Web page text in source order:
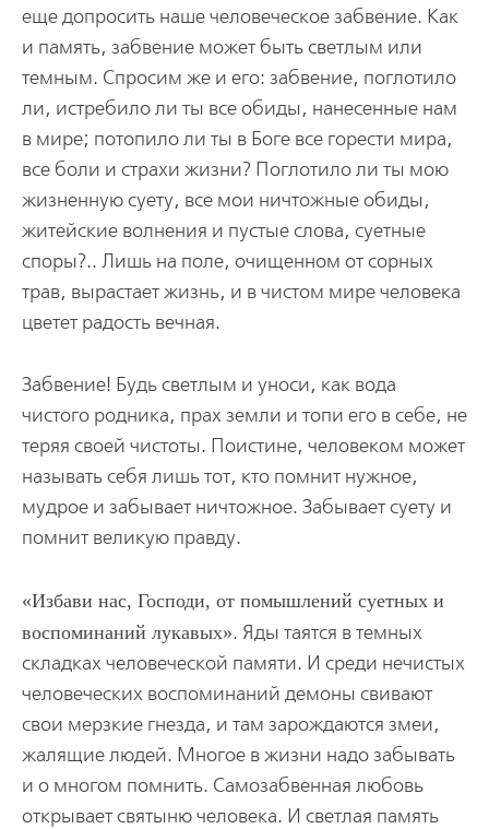
еще допросить наше человеческое забвение. Как
и память, забвение может быть светлым или
темным. Спросим же и его: забвение, поглотило
ли, истребило ли ты все обиды, нанесенные нам
в мире; потопило ли ты в Боге все горести мира,
все боли и страхи жизни? Поглотило ли ты мою
жизненную суету, все мои ничтожные обиды,
житейские волнения и пустые слова, суетные
споры?.. Лишь на поле, очищенном от сорных
трав, вырастает жизнь, и в чистом мире человека
цветет радость вечная.
Забвение! Будь светлым и уноси, как вода
чистого родника, прах земли и топи его в себе, не
теряя своей чистоты. Поистине, человеком может
называть себя лишь тот, кто помнит нужное,
мудрое и забывает ничтожное. Забывает суету и
помнит великую правду.
Избави нас, Господи, от помышлений суетных и
воспоминаний лукавых . Яды таятся в темных
складках человеческой памяти. И среди нечистых
человеческих воспоминаний демоны свивают
свои мерзкие гнезда, и там зарождаются змеи,
жалящие людей. Многое в жизни надо забывать
и о многом помнить. Самозабвенная любовь
открывает святыню человека. И светлая память